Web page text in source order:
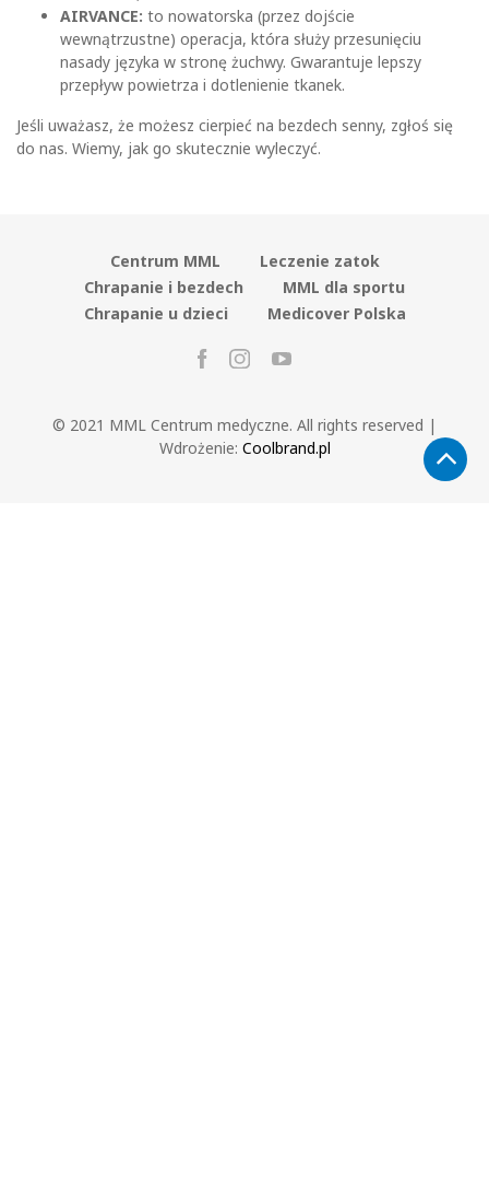
AIRVANCE: to nowatorska (przez dojście
wewnątrzustne) operacja, która służy przesunięciu
nasady języka w stronę żuchwy. Gwarantuje lepszy
przepływ powietrza i dotlenienie tkanek.
Jeśli uważasz, że możesz cierpieć na bezdech senny, zgłoś się
do nas. Wiemy, jak go skutecznie wyleczyć.
Centrum MML
Leczenie zatok
Chrapanie i bezdech
MML dla sportu
Chrapanie u dzieci
Medicover Polska
© 2021 MML Centrum medyczne. All rights reserved |
Wdrożenie: Coolbrand.pl